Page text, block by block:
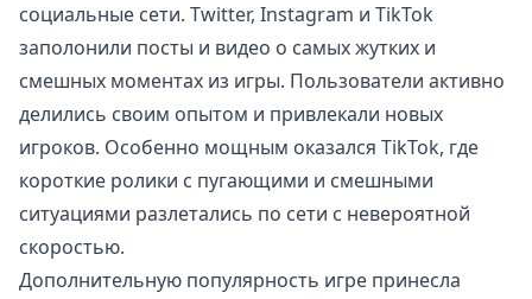
социальные сети. Twitter, Instagram и TikTok
заполонили посты и видео о самых жутких и
смешных моментах из игры. Пользователи активно
делились своим опытом и привлекали новых
игроков. Особенно мощным оказался TikTok, где
короткие ролики с пугающими и смешными
ситуациями разлетались по сети с невероятной
скоростью.
Дополнительную популярность игре принесла